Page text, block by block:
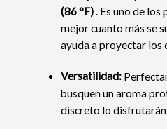
(86 °F). Es uno de los
mejor cuanto más se
ayuda a proyectar los
Versatilidad:
busquen un aroma
discreto lo